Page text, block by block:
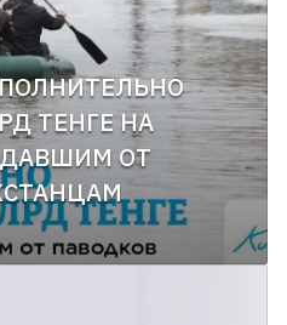
ТЕНГЕ НА
ОТ